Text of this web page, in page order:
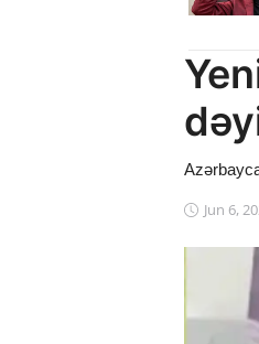
Jun 6,